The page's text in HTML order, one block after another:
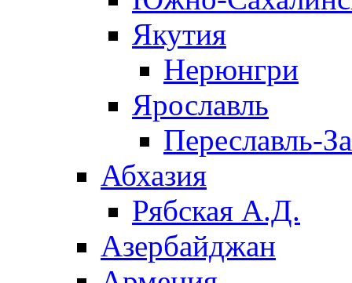
Якутия
Нерюнгри
Ярославль
Переславль-
Абхазия
Рябская А.Д.
Азербайджан